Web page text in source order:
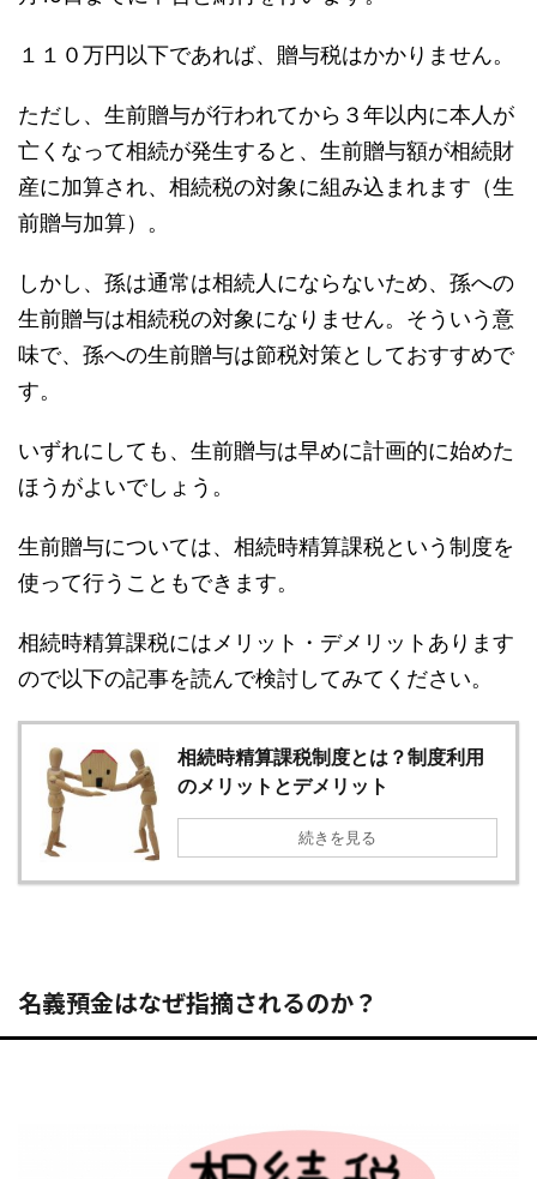
１１０万円以下であれば、贈与税はかかりません。
ただし、生前贈与が行われてから３年以内に本人が
亡くなって相続が発生すると、生前贈与額が相続財
産に加算され、相続税の対象に組み込まれます（生
前贈与加算）。
しかし、孫は通常は相続人にならないため、孫への
生前贈与は相続税の対象になりません。そういう意
味で、孫への生前贈与は節税対策としておすすめで
す。
いずれにしても、生前贈与は早めに計画的に始めた
ほうがよいでしょう。
生前贈与については、相続時精算課税という制度を
使って行うこともできます。
相続時精算課税にはメリット・デメリットあります
ので以下の記事を読んで検討してみてください。
相続時精算課税制度とは？制度利用
のメリットとデメリット
続きを見る
名義預金はなぜ指摘されるのか？